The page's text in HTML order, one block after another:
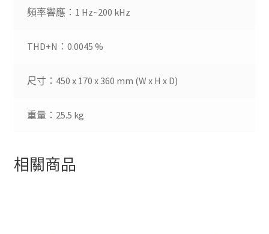
頻率響應：1 Hz~200 kHz
THD+N：0.0045 %
尺寸：450 x 170 x 360 mm (W x H x D)
重量：25.5 kg
相關商品